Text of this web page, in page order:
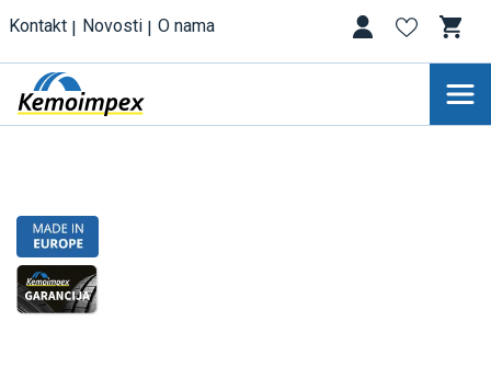
Kontakt Novosti O nama